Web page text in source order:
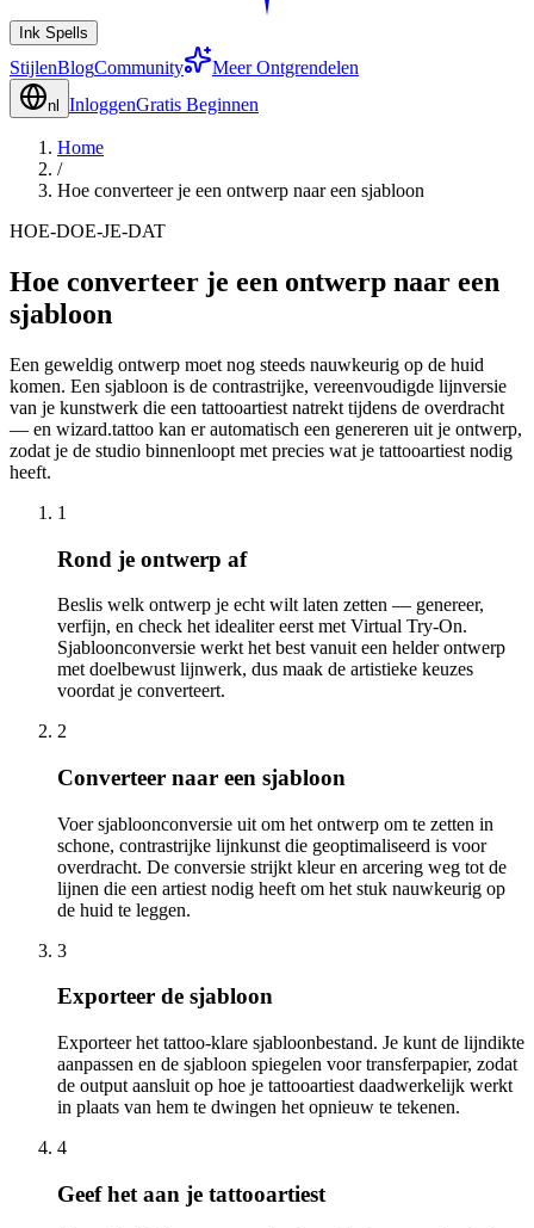
Ink Spells
StijlenBlogCommunity Meer Ontgrendelen
nl InloggenGratis Beginnen
Home
/
Hoe converteer je een ontwerp naar een sjabloon
HOE-DOE-JE-DAT
Hoe converteer je een ontwerp naar een
sjabloon
Een geweldig ontwerp moet nog steeds nauwkeurig op de huid
komen. Een sjabloon is de contrastrijke, vereenvoudigde lijnversie
van je kunstwerk die een tattooartiest natrekt tijdens de overdracht
— en wizard.tattoo kan er automatisch een genereren uit je ontwerp,
zodat je de studio binnenloopt met precies wat je tattooartiest nodig
heeft.
1
Rond je ontwerp af
Beslis welk ontwerp je echt wilt laten zetten — genereer,
verfijn, en check het idealiter eerst met Virtual Try-On.
Sjabloonconversie werkt het best vanuit een helder ontwerp
met doelbewust lijnwerk, dus maak de artistieke keuzes
voordat je converteert.
2
Converteer naar een sjabloon
Voer sjabloonconversie uit om het ontwerp om te zetten in
schone, contrastrijke lijnkunst die geoptimaliseerd is voor
overdracht. De conversie strijkt kleur en arcering weg tot de
lijnen die een artiest nodig heeft om het stuk nauwkeurig op
de huid te leggen.
3
Exporteer de sjabloon
Exporteer het tattoo-klare sjabloonbestand. Je kunt de lijndikte
aanpassen en de sjabloon spiegelen voor transferpapier, zodat
de output aansluit op hoe je tattooartiest daadwerkelijk werkt
in plaats van hem te dwingen het opnieuw te tekenen.
4
Geef het aan je tattooartiest